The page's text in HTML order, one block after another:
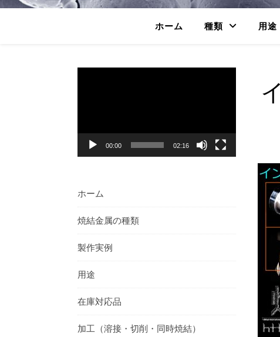
ホーム 種類 用途
ー
ー
00:00 02:16
ホーム
焼結金属の種類
製作実例
用途
在庫対応品
加工（溶接・切削・同時焼結）